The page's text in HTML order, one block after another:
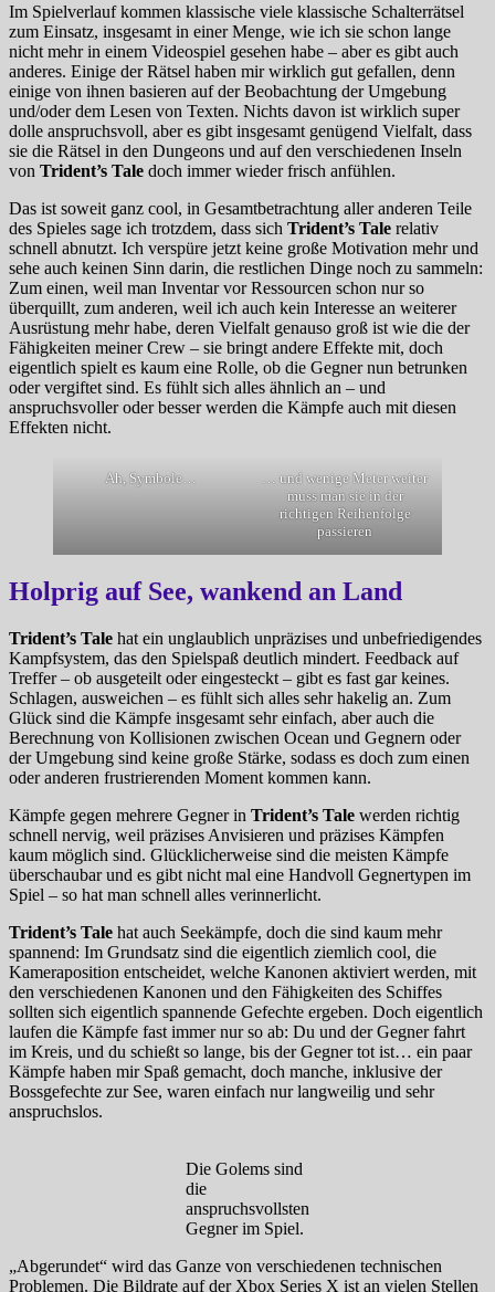
Im Spielverlauf kommen klassische viele klassische Schalterrätsel
zum Einsatz, insgesamt in einer Menge, wie ich sie schon lange
nicht mehr in einem Videospiel gesehen habe – aber es gibt auch
anderes. Einige der Rätsel haben mir wirklich gut gefallen, denn
einige von ihnen basieren auf der Beobachtung der Umgebung
und/oder dem Lesen von Texten. Nichts davon ist wirklich super
dolle anspruchsvoll, aber es gibt insgesamt genügend Vielfalt, dass
sie die Rätsel in den Dungeons und auf den verschiedenen Inseln
von Trident’s Tale doch immer wieder frisch anfühlen.
Das ist soweit ganz cool, in Gesamtbetrachtung aller anderen Teile
des Spieles sage ich trotzdem, dass sich Trident’s Tale relativ
schnell abnutzt. Ich verspüre jetzt keine große Motivation mehr und
sehe auch keinen Sinn darin, die restlichen Dinge noch zu sammeln:
Zum einen, weil man Inventar vor Ressourcen schon nur so
überquillt, zum anderen, weil ich auch kein Interesse an weiterer
Ausrüstung mehr habe, deren Vielfalt genauso groß ist wie die der
Fähigkeiten meiner Crew – sie bringt andere Effekte mit, doch
eigentlich spielt es kaum eine Rolle, ob die Gegner nun betrunken
oder vergiftet sind. Es fühlt sich alles ähnlich an – und
anspruchsvoller oder besser werden die Kämpfe auch mit diesen
Effekten nicht.
Ah, Symbole…
… und wenige Meter weiter
muss man sie in der
richtigen Reihenfolge
passieren
Holprig auf See, wankend an Land
Trident’s Tale hat ein unglaublich unpräzises und unbefriedigendes
Kampfsystem, das den Spielspaß deutlich mindert. Feedback auf
Treffer – ob ausgeteilt oder eingesteckt – gibt es fast gar keines.
Schlagen, ausweichen – es fühlt sich alles sehr hakelig an. Zum
Glück sind die Kämpfe insgesamt sehr einfach, aber auch die
Berechnung von Kollisionen zwischen Ocean und Gegnern oder
der Umgebung sind keine große Stärke, sodass es doch zum einen
oder anderen frustrierenden Moment kommen kann.
Kämpfe gegen mehrere Gegner in Trident’s Tale werden richtig
schnell nervig, weil präzises Anvisieren und präzises Kämpfen
kaum möglich sind. Glücklicherweise sind die meisten Kämpfe
überschaubar und es gibt nicht mal eine Handvoll Gegnertypen im
Spiel – so hat man schnell alles verinnerlicht.
Trident’s Tale hat auch Seekämpfe, doch die sind kaum mehr
spannend: Im Grundsatz sind die eigentlich ziemlich cool, die
Kameraposition entscheidet, welche Kanonen aktiviert werden, mit
den verschiedenen Kanonen und den Fähigkeiten des Schiffes
sollten sich eigentlich spannende Gefechte ergeben. Doch eigentlich
laufen die Kämpfe fast immer nur so ab: Du und der Gegner fahrt
im Kreis, und du schießt so lange, bis der Gegner tot ist… ein paar
Kämpfe haben mir Spaß gemacht, doch manche, inklusive der
Bossgefechte zur See, waren einfach nur langweilig und sehr
anspruchslos.
Die Golems sind
die
anspruchsvollsten
Gegner im Spiel.
„Abgerundet“ wird das Ganze von verschiedenen technischen
Problemen. Die Bildrate auf der Xbox Series X ist an vielen Stellen